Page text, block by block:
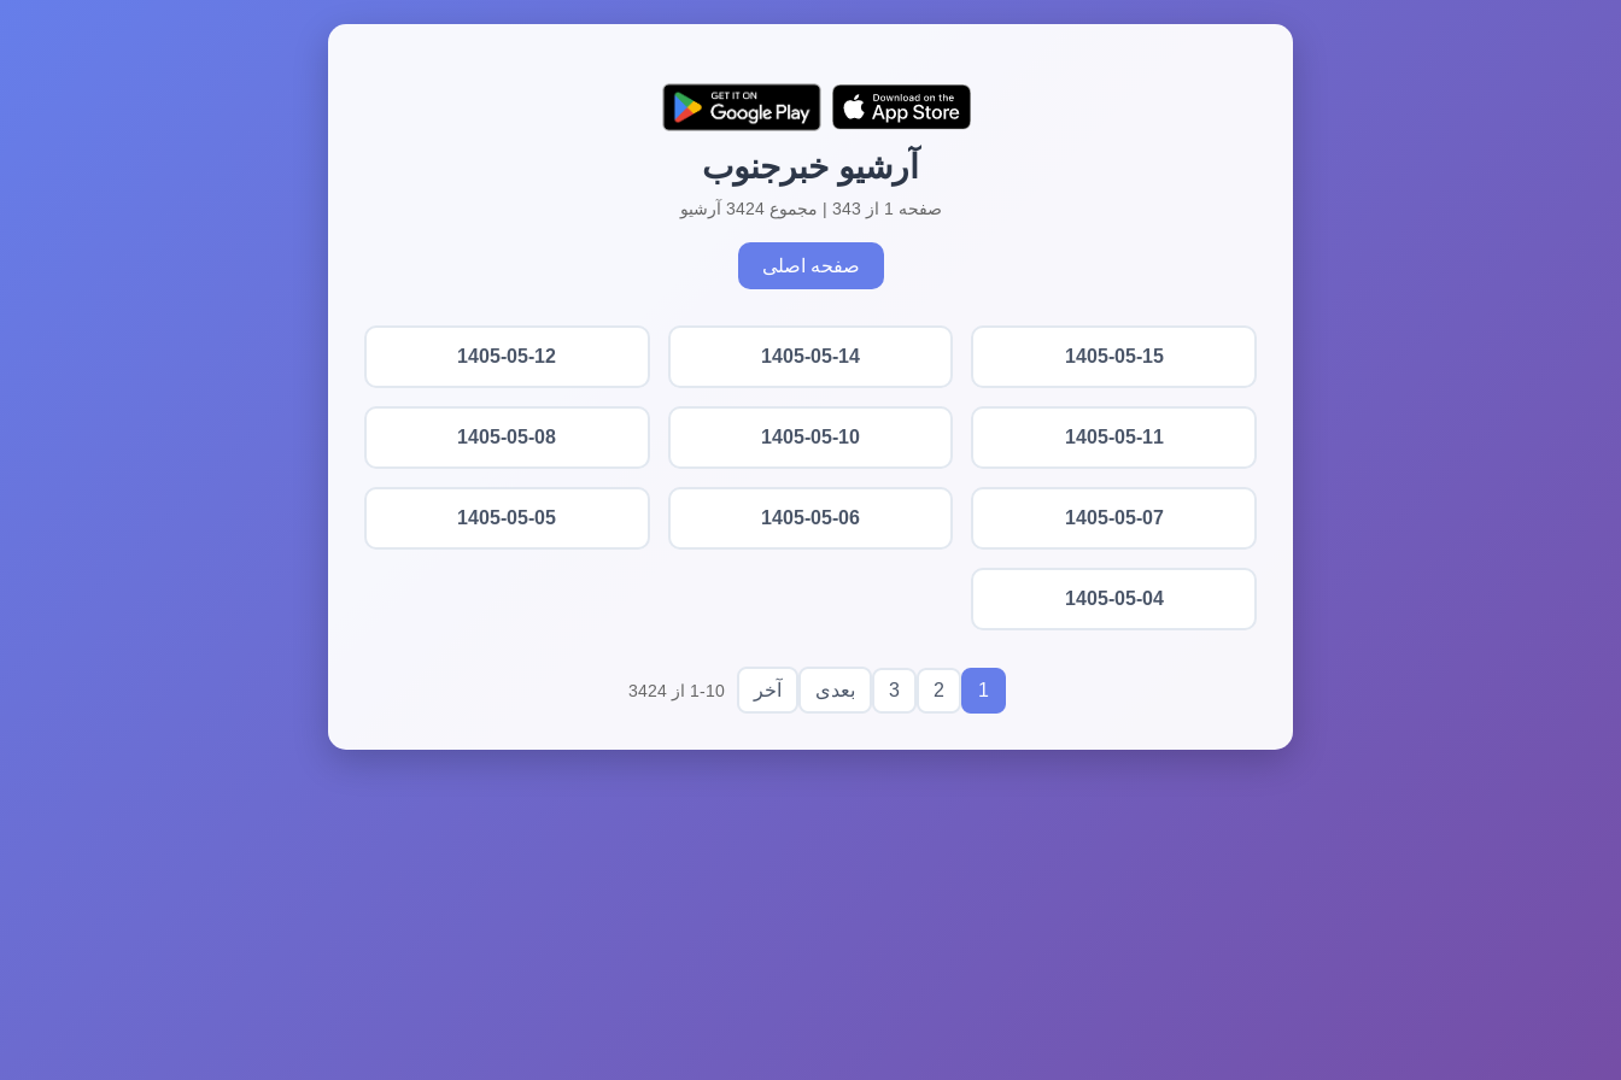
آرشیو خبرجنوب
صفحه 1 از 343 | مجموع 3424 آرشیو
صفحه اصلی
1405-05-15
1405-05-14
1405-05-12
1405-05-11
1405-05-10
1405-05-08
1405-05-07
1405-05-06
1405-05-05
1405-05-04
1
2
3 بعدی آخر 1-10 از 3424